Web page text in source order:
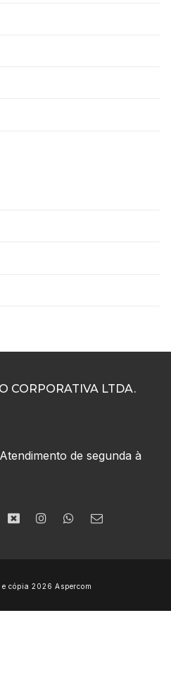
CORPORATIVA LTDA.
de segunda à
cópia 2026 Aspercom